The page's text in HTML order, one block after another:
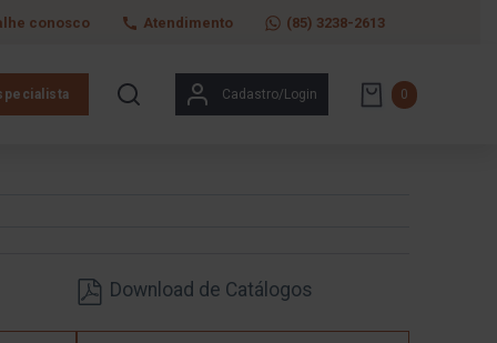
conosco Atendimento (85) 3238-2613
Cadastro/Login 0
Download de Catálogos